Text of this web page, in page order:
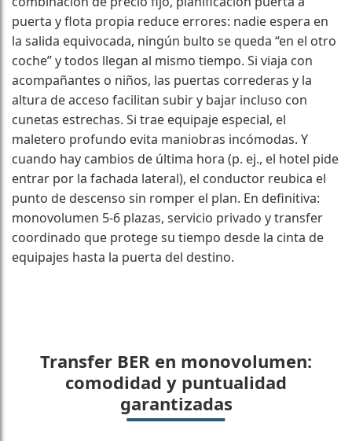
puerta y flota propia reduce errores: nadie espera en
la salida equivocada, ningún bulto se queda “en el otro
coche” y todos llegan al mismo tiempo. Si viaja con
acompañantes o niños, las puertas correderas y la
altura de acceso facilitan subir y bajar incluso con
cunetas estrechas. Si trae equipaje especial, el
maletero profundo evita maniobras incómodas. Y
cuando hay cambios de última hora (p. ej., el hotel pide
entrar por la fachada lateral), el conductor reubica el
punto de descenso sin romper el plan. En definitiva:
monovolumen 5-6 plazas, servicio privado y transfer
coordinado que protege su tiempo desde la cinta de
equipajes hasta la puerta del destino.
Transfer BER en monovolumen:
comodidad y puntualidad
garantizadas